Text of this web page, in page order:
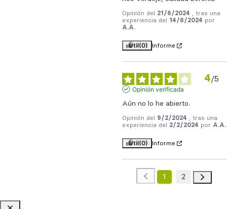
Opinión del 21/6/2024
, tras una
experiencia del
14/6/2024 por
A.A.
Útil(0) Informe
4/5
Opinión verificada
Aún no lo he abierto.
Opinión del 9/2/2024
, tras una
experiencia del
2/2/2024 por A.A.
Útil(0) Informe
1 2